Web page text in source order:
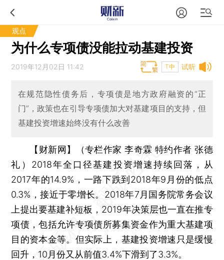
观点
为什么专项债没能拉动基建投资
试听
2019年12月02日 11:42 T中
在规范隐性债务后，专项债是地方政府融资的“正
门”，政策也在引导专项债加大对基建项目的支持，但
基建投资增速始终没有什么改善
【财新网】（专栏作家 李奇霖 特约作者 张德
礼） 2018年全口径基建投资增速持续回落，从
2017年的14.9%，一路下跌到2018年9月份的低点
0.3%，接近于零增长。2018年7月国务院常务会议
上提出要基建补短板，2019年决策层也一直在推专
项债，包括允许专项债所募集资金作为重大基建项
目的资本金等。但实际上，基建投资增速只是缓慢
回升，10月份又从前值3.4%下滑到了3.3%。